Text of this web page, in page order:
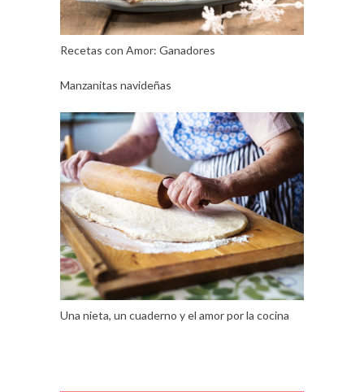
Recetas con Amor: Ganadores
Manzanitas navideñas
Una nieta, un cuaderno y el amor por la cocina